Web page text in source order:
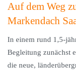
Auf dem Weg
Markendach
In einem rund 1,5-
Begleitung zunächst
die neue,